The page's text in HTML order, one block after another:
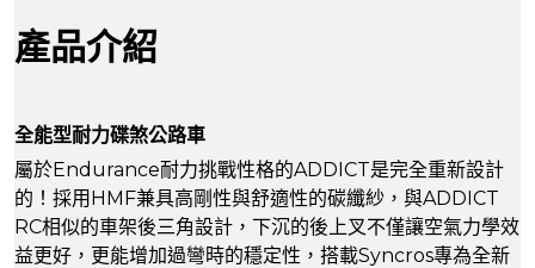
產品介紹
全能型耐力碟煞公路車
屬於Endurance耐力挑戰性格的ADDICT是完全重新設計
的！採用HMF兼具高剛性與舒適性的碳纖紗，與ADDICT
RC相似的車架後三角設計，下沉的後上叉不僅讓空氣力學效
益更好，更能增加過彎時的穩定性，搭載Syncros專為全新